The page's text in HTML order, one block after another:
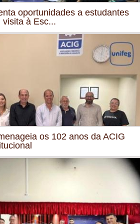
oportunidades a estudantes
visita à Esc...
os 102 anos da ACIG